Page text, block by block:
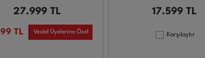
27.999 TL
TL Vestel Üyelerine Özel
17.599TL
Karşılaştır